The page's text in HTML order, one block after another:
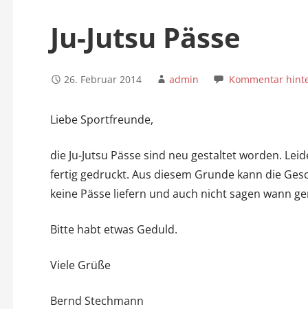
Ju-Jutsu Pässe
26. Februar 2014 admin Kommentar
Liebe Sportfreunde,
die Ju-Jutsu Pässe sind neu gestaltet worden.
fertig gedruckt. Aus diesem Grunde kann die
keine Pässe liefern und auch nicht sagen wann
Bitte habt etwas Geduld.
Viele Grüße
Bernd Stechmann